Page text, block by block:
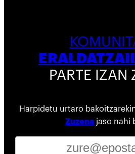
PARTE IZAN
Harpidetu urtaro
Zuzena jaso nahi